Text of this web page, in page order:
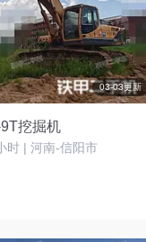
03-03更新
挖掘机
时 | 河南-信阳市